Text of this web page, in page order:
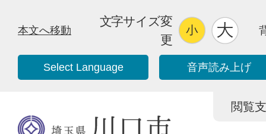
本文へ移動
文字サイズ変
更
Select Language 音声読み上げ
閲覧